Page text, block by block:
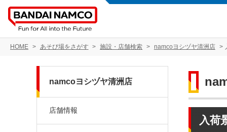
HOME あそび場をさがす 施設・店舗検索 namcoヨシヅヤ清洲店
入荷
namcoヨシヅヤ清洲店
店舗情報